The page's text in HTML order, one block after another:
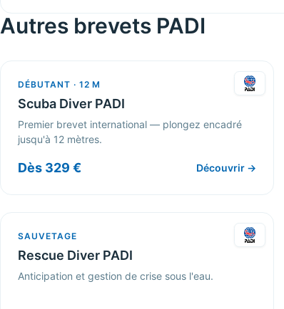
Autres brevets PADI
DÉBUTANT · 12 M
Scuba Diver PADI
Premier brevet international — plongez encadré
jusqu'à 12 mètres.
Dès 329 € Découvrir →
SAUVETAGE
Rescue Diver PADI
Anticipation et gestion de crise sous l'eau.